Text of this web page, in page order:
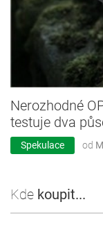
Nerozhodné
testuje dva
Spekulace od
Kde koupit...